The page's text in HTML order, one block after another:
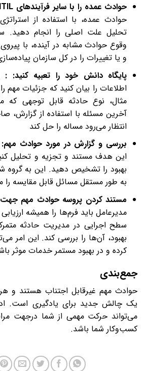
حوادث عمده را با سایر فرآیند‌های ITIL گره بزنید:
حوادث عمده، با استفاده از
تحلیل علت اصلی را انجام دهید.
وقوع حوادث مشابه در آینده، با
و یا تغییرات را در کل سازمان
پایگاه دانش خود را تعبیه کنید: :
اطلاعات را بیان کنید که جزئیات مهم
مثال، نوع حادثه قابل توجهی که
آخرین مسئله با استفاده از گزارش،
انتظار می‌رود مساله را حل کند
بررسی و گزارش در ‌مورد حوادث مهم:
این هدف مستند و تجزیه و تحلیل
بهبود را تشخیص دهید. این به گروه
به طور مستقل مسائل قابل مقایسه را
مستند کردن پروسه حوادث مهم
مدیرعامل باید فرم‌ها را همیشه
سطح اجرایی در مدیریت حادثه
بهبود، آن‌ها را بررسی کند. این امر
کرده و در بهبود مستمر خدمات موثر
جمع‌بندی
حوادث مهم غیرقابل اجتناب هستند و
یک چالش جدید برای یادگیری است.
می‌تواند حرکت مهمی از شما درجهت
کسب‌وکار شما باشد.